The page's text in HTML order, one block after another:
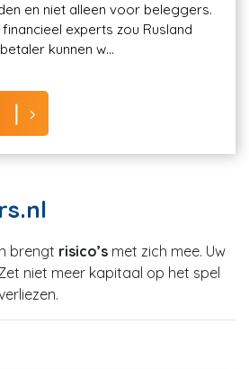
en niet alleen voor beleggers.
experts zou Rusland
kunnen w...
brengt risico’s met zich mee. Uw
niet meer kapitaal op het spel